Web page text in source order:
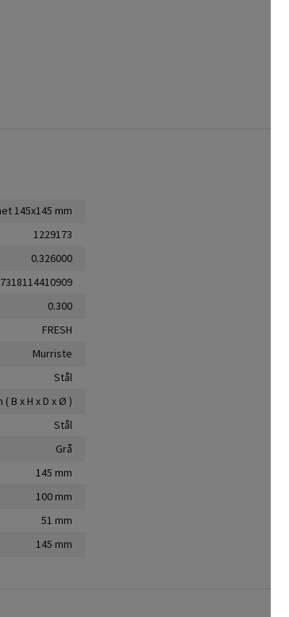
145x145 mm
1229173
0.326000
7318114410909
0.300
FRESH
Murriste
Stål
( B x H x D x Ø )
Stål
Grå
145 mm
100 mm
51 mm
145 mm